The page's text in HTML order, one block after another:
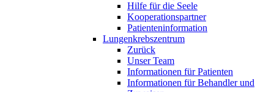
Hilfe für die Seele
Kooperationspartner
Patienteninformation
Lungenkrebszentrum
Zurück
Unser Team
Informationen für Patienten
Informationen für Behandler und